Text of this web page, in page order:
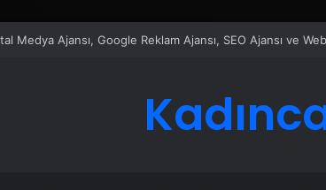
? Uetds.com İle Akıllı Dijital Taşımacılık Yazılımı